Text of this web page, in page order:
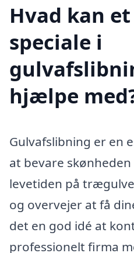
Hvad kan
speciale i
hjælpe
Gulvafslibning er en
at bevare
levetiden på
og overvejer at få
det en god idé at
professionelt firma